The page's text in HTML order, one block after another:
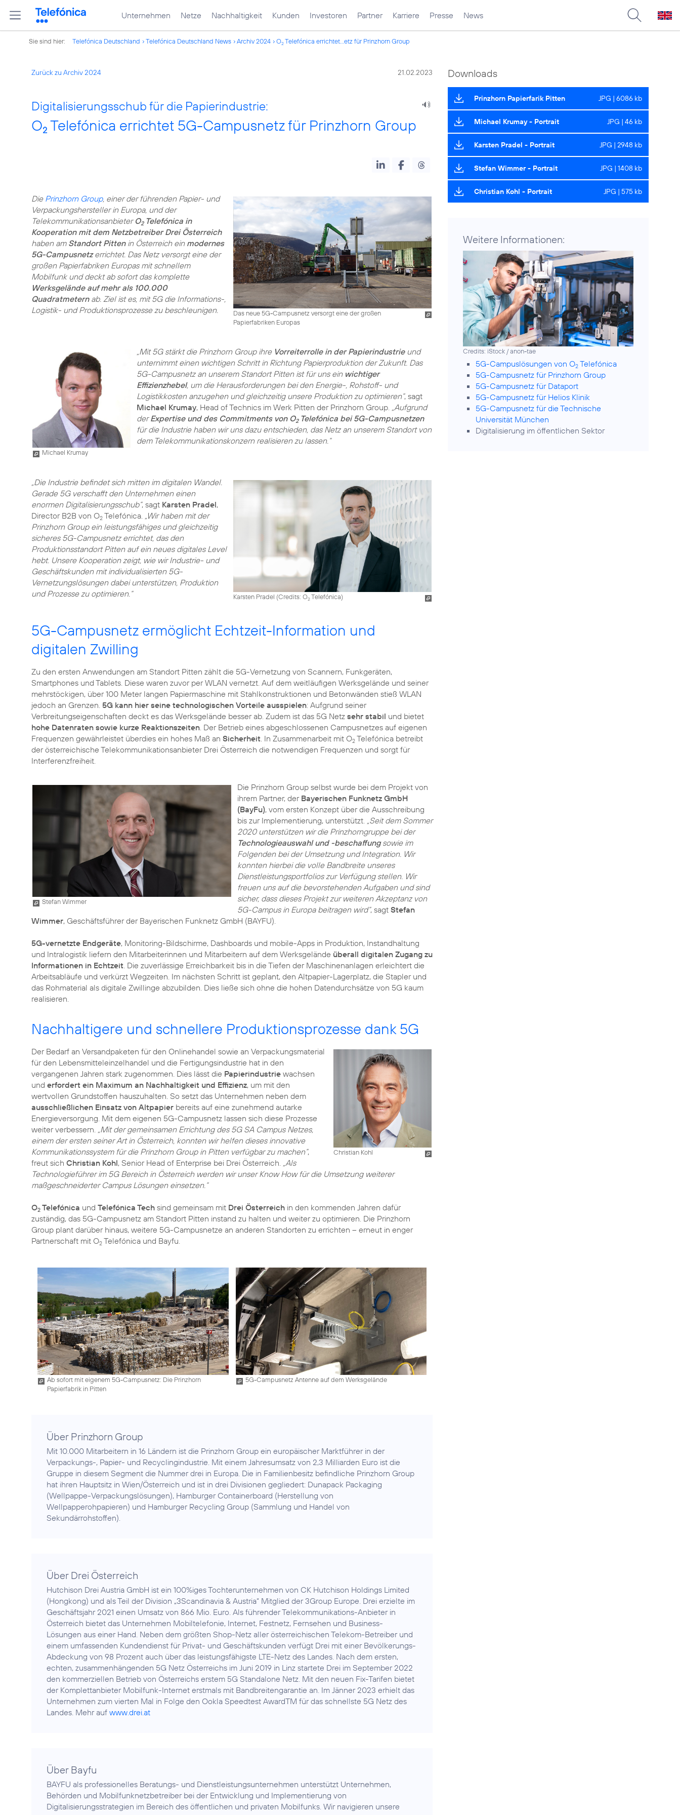
Unternehmen Netze Nachhaltigkeit Kunden Investoren Partner Karriere Presse News
Sie sind hier: Telefónica Deutschland Telefónica Deutschland News Archiv 2024 O2Telefónica errichtet...etz für Prinzhorn Group
Zurück zu Archiv 2024 21.02.2023
Digitalisierungsschub für die Papierindustrie:
O2 Telefónica errichtet 5G-Campusnetz für Prinzhorn Group
Das neue 5G-Campusnetz versorgt eine der großen
Papierfabriken Europas
Die Prinzhorn Group, einer der führenden Papier- und
Verpackungshersteller in Europa, und der
Telekommunikationsanbieter O2Telefónica in
Kooperation mit dem Netzbetreiber Drei Österreich
haben am Standort Pittenin Österreich ein modernes
5G-Campusnetzerrichtet. Das Netz versorgt eine der
großen Papierfabriken Europas mit schnellem
Mobilfunk und deckt ab sofort das komplette
Werksgelände auf mehr als 100.000
Quadratmeternab. Ziel ist es, mit 5G die Informations-,
Logistik- und Produktionsprozesse zu beschleunigen.
Michael Krumay
„Mit 5G stärkt die Prinzhorn Group ihre Vorreiterrolle in der Papierindustrieund
unternimmt einen wichtigen Schritt in Richtung Papierproduktion der Zukunft. Das
5G-Campusnetz an unserem Standort Pitten ist für uns ein wichtiger
Effizienzhebel, um die Herausforderungen bei den Energie-, Rohstoff- und
Logistikkosten anzugehen und gleichzeitig unsere Produktion zu optimieren“, sagt
Michael Krumay, Head of Technics im Werk Pitten der Prinzhorn Group.
„Aufgrund
derExpertise und des Commitments von O2Telefónica bei 5G-Campusnetzen
für die Industrie haben wir uns dazu entschieden, das Netz an unserem Standort von
dem Telekommunikationskonzern realisieren zu lassen.“
Karsten Pradel (Credits: O2Telefónica)
„Die Industrie befindet sich mitten im digitalen Wandel.
Gerade 5G verschafft den Unternehmen einen
enormen Digitalisierungsschub“, sagt Karsten Pradel,
Director B2B von O2 Telefónica. „Wir haben mit der
Prinzhorn Group ein leistungsfähiges und gleichzeitig
sicheres 5G-Campusnetz errichtet, das den
Produktionsstandort Pitten auf ein neues digitales Level
hebt. Unsere Kooperation zeigt, wie wir Industrie- und
Geschäftskunden mit individualisierten 5G-
Vernetzungslösungen dabei unterstützen, Produktion
und Prozesse zu optimieren.“
5G-Campusnetz ermöglicht Echtzeit-Information und
digitalen Zwilling
Zu den ersten Anwendungen am Standort Pitten zählt die 5G-Vernetzung von Scannern, Funkgeräten,
Smartphones und Tablets. Diese waren zuvor per WLAN vernetzt. Auf dem weitläufigen Werksgelände und seiner
mehrstöckigen, über 100 Meter langen Papiermaschine mit Stahlkonstruktionen und Betonwänden stieß WLAN
jedoch an Grenzen. 5G kann hier seine technologischen Vorteile ausspielen: Aufgrund seiner
Verbreitungseigenschaften deckt es das Werksgelände besser ab. Zudem ist das 5G Netz sehr stabil und bietet
hohe Datenraten sowie kurze Reaktionszeiten. Der Betrieb eines abgeschlossenen Campusnetzes auf eigenen
Frequenzen gewährleistet überdies ein hohes Maß an Sicherheit. In Zusammenarbeit mit O2 Telefónica betreibt
der österreichische Telekommunikationsanbieter Drei Österreich die notwendigen Frequenzen und sorgt für
Interferenzfreiheit.
Stefan Wimmer
Die Prinzhorn Group selbst wurde bei dem Projekt von
ihrem Partner, der Bayerischen Funknetz GmbH
(BayFu), vom ersten Konzept über die Ausschreibung
bis zur Implementierung, unterstützt. „Seit dem Sommer
2020 unterstützen wir die Prinzhorngruppe bei der
Technologieauswahl und -beschaffungsowie im
Folgenden bei der Umsetzung und Integration. Wir
konnten hierbei die volle Bandbreite unseres
Dienstleistungsportfolios zur Verfügung stellen. Wir
freuen uns auf die bevorstehenden Aufgaben und sind
sicher, dass dieses Projekt zur weiteren Akzeptanz von
5G-Campus in Europa beitragen wird“, sagt Stefan
Wimmer, Geschäftsführer der Bayerischen Funknetz GmbH (BAYFU).
5G-vernetzte Endgeräte, Monitoring-Bildschirme, Dashboards und mobile-Apps in Produktion, Instandhaltung
und Intralogistik liefern den Mitarbeiterinnen und Mitarbeitern auf dem Werksgelände überall digitalen Zugang zu
Informationen in Echtzeit. Die zuverlässige Erreichbarkeit bis in die Tiefen der Maschinenanlagen erleichtert die
Arbeitsabläufe und verkürzt Wegzeiten. Im nächsten Schritt ist geplant, den Altpapier-Lagerplatz, die Stapler und
das Rohmaterial als digitale Zwillinge abzubilden. Dies ließe sich ohne die hohen Datendurchsätze von 5G kaum
realisieren.
Nachhaltigere und schnellere Produktionsprozesse dank 5G
Christian Kohl
Der Bedarf an Versandpaketen für den Onlinehandel sowie an Verpackungsmaterial
für den Lebensmitteleinzelhandel und die Fertigungsindustrie hat in den
vergangenen Jahren stark zugenommen. Dies lässt die Papierindustrie wachsen
und erfordert ein Maximum an Nachhaltigkeit und Effizienz, um mit den
wertvollen Grundstoffen hauszuhalten. So setzt das Unternehmen neben dem
ausschließlichen Einsatz von Altpapier bereits auf eine zunehmend autarke
Energieversorgung. Mit dem eigenen 5G-Campusnetz lassen sich diese Prozesse
weiter verbessern. „Mit der gemeinsamen Errichtung des 5G SA Campus Netzes,
einem der ersten seiner Art in Österreich, konnten wir helfen dieses innovative
Kommunikationssystem für die Prinzhorn Group in Pitten verfügbar zu machen“,
freut sich Christian Kohl, Senior Head of Enterprise bei Drei Österreich. „Als
Technologieführer im 5G Bereich in Österreich werden wir unser Know How für die Umsetzung weiterer
maßgeschneiderter Campus Lösungen einsetzen.“
O2 Telefónica und Telefónica Tech sind gemeinsam mit Drei Österreich in den kommenden Jahren dafür
zuständig, das 5G-Campusnetz am Standort Pitten instand zu halten und weiter zu optimieren. Die Prinzhorn
Group plant darüber hinaus, weitere 5G-Campusnetze an anderen Standorten zu errichten – erneut in enger
Partnerschaft mit O2 Telefónica und Bayfu.
Ab sofort mit eigenem 5G-Campusnetz: Die Prinzhorn
Papierfabrik in Pitten
5G-Campusnetz Antenne auf dem Werksgelände
Über Prinzhorn Group
Mit 10.000 Mitarbeitern in 16 Ländern ist die Prinzhorn Group ein europäischer Marktführer in der
Verpackungs-, Papier- und Recyclingindustrie. Mit einem Jahresumsatz von 2,3 Milliarden Euro ist die
Gruppe in diesem Segment die Nummer drei in Europa. Die in Familienbesitz befindliche Prinzhorn Group
hat ihren Hauptsitz in Wien/Österreich und ist in drei Divisionen gegliedert: Dunapack Packaging
(Wellpappe-Verpackungslösungen), Hamburger Containerboard (Herstellung von
Wellpapperohpapieren) und Hamburger Recycling Group (Sammlung und Handel von
Sekundärrohstoffen).
Über Drei Österreich
Hutchison Drei Austria GmbH ist ein 100%iges Tochterunternehmen von CK Hutchison Holdings Limited
(Hongkong) und als Teil der Division „3Scandinavia & Austria“ Mitglied der 3Group Europe. Drei erzielte im
Geschäftsjahr 2021 einen Umsatz von 866 Mio. Euro. Als führender Telekommunikations-Anbieter in
Österreich bietet das Unternehmen Mobiltelefonie, Internet, Festnetz, Fernsehen und Business-
Lösungen aus einer Hand. Neben dem größten Shop-Netz aller österreichischen Telekom-Betreiber und
einem umfassenden Kundendienst für Privat- und Geschäftskunden verfügt Drei mit einer Bevölkerungs-
Abdeckung von 98 Prozent auch über das leistungsfähigste LTE-Netz des Landes. Nach dem ersten,
echten, zusammenhängenden 5G Netz Österreichs im Juni 2019 in Linz startete Drei im September 2022
den kommerziellen Betrieb von Österreichs erstem 5G Standalone Netz. Mit den neuen Fix-Tarifen bietet
der Komplettanbieter Mobilfunk-Internet erstmals mit Bandbreitengarantie an. Im Jänner 2023 erhielt das
Unternehmen zum vierten Mal in Folge den Ookla Speedtest AwardTM für das schnellste 5G Netz des
Landes. Mehr auf www.drei.at
Über Bayfu
BAYFU als professionelles Beratungs- und Dienstleistungsunternehmen unterstützt Unternehmen,
Behörden und Mobilfunknetzbetreiber bei der Entwicklung und Implementierung von
Digitalisierungsstrategien im Bereich des öffentlichen und privaten Mobilfunks. Wir navigieren unsere
Downloads
Prinzhorn Papierfarik Pitten JPG | 6086 kb
Michael Krumay - Portrait JPG | 46 kb
Karsten Pradel - Portrait JPG | 2948 kb
Stefan Wimmer - Portrait JPG | 1408 kb
Christian Kohl - Portrait JPG | 575 kb
Weitere Informationen:
Credits: iStock / anon-tae
5G-Campuslösungen von O2 Telefónica
5G-Campusnetz für Prinzhorn Group
5G-Campusnetz für Dataport
5G-Campusnetz für Helios Klinik
5G-Campusnetz für die Technische
Universität München
Digitalisierung im öffentlichen Sektor